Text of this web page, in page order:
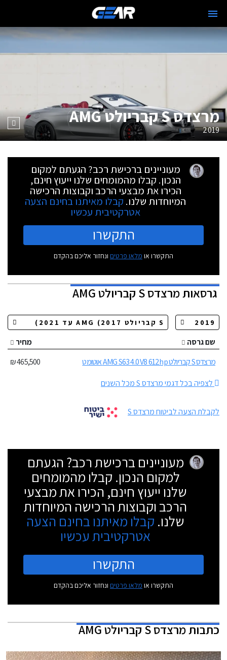
מרצדס S קבריולט AMG
2019
מעוניינים ברכישת רכב? הגעתם למקום
הנכון. קבלו מהמומחים שלנו ייעוץ חינם,
הכירו את מבצעי הרכב וקבוצות הרכישה
המיוחדות שלנו. קבלו מאיתנו בחינם הצעה
אטרקטיבית עכשיו
התקשרו
התקשרו או מלאו פרטים ונחזור אליכם בהקדם
גרסאותמרצדס S קבריולט AMG
שם גרסה
מחיר
מרצדס S קבריולט AMG S63 4.0 V8 612hp אוטומט
465,500 ₪
לצפיה בכל דגמי מרצדס S מכל השנים
לקבלת הצעה לביטוח מרצדס S
מעוניינים ברכישת רכב? הגעתם
למקום הנכון. קבלו מהמומחים
שלנו ייעוץ חינם, הכירו את מבצעי
הרכב וקבוצות הרכישה המיוחדות
שלנו. קבלו מאיתנו בחינם הצעה
אטרקטיבית עכשיו
התקשרו
התקשרו או מלאו פרטים ונחזור אליכם בהקדם
כתבותמרצדס S קבריולט AMG